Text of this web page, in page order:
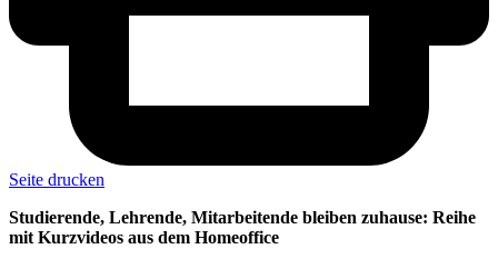
Seite drucken
Studierende, Lehrende, Mitarbeitende bleiben zuhause: Reihe
mit Kurzvideos aus dem Homeoffice